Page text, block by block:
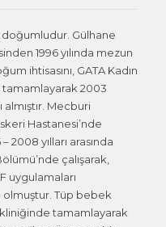
doğumludur. Gülhane
1996 yılında mezun
ihtisasını, GATA Kadın
tamamlayarak 2003
almıştır. Mecburi
Hastanesi’nde
2008 yılları arasında
çalışarak,
uygulamaları
Tüp bebek
tamamlayarak